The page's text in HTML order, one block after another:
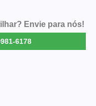
Envie para nós!
6178